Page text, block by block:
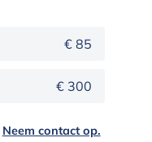
€ 85
€ 300
Neem contact op.